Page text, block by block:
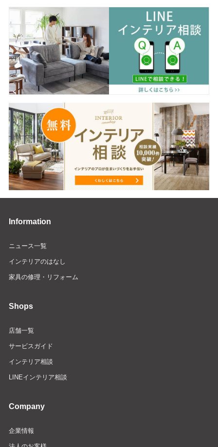
Information
ニュース一覧
インテリアのはなし
家具の修理・リフォーム
Shops
店舗一覧
サービスガイド
インテリア相談
LINEインテリア相談
Company
企業情報